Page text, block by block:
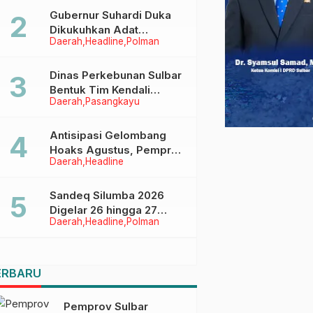
Menggapai Cita-Cita
Daerah Headline Polman
Gubernur Suhardi Duka
Dikukuhkan Adat
Balanipa, Raih Gelar Sulo
Daerah Pasangkayu
Dinas Perkebunan Sulbar
Bentuk Tim Kendali
Internal ICS untuk Dukung
di Pasangkayu
Daerah Headline
Antisipasi Gelombang
Hoaks Agustus, Pemprov
Sulbar Ajak Warga Jaga
Daerah Headline Polman
Sandeq Silumba 2026
Digelar 26 hingga 27
September, Rangkaian
Pemprov Sulbar